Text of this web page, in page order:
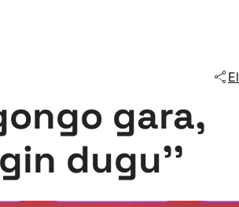
gara,
dugu''